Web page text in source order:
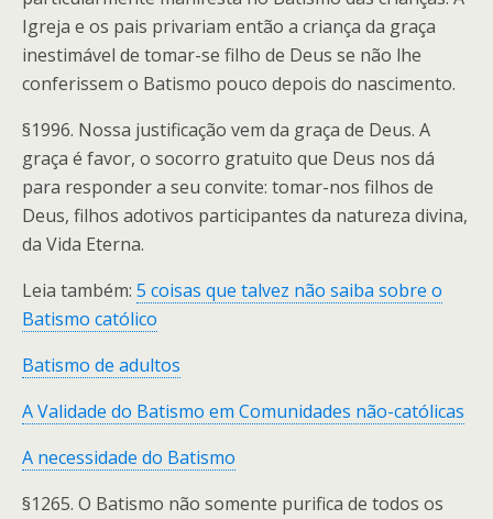
Igreja e os pais privariam então a criança da graça
inestimável de tomar-se filho de Deus se não lhe
conferissem o Batismo pouco depois do nascimento.
§1996. Nossa justificação vem da graça de Deus. A
graça é favor, o socorro gratuito que Deus nos dá
para responder a seu convite: tomar-nos filhos de
Deus, filhos adotivos participantes da natureza divina,
da Vida Eterna.
Leia também: 5 coisas que talvez não saiba sobre o
Batismo católico
Batismo de adultos
A Validade do Batismo em Comunidades não-católicas
A necessidade do Batismo
§1265. O Batismo não somente purifica de todos os